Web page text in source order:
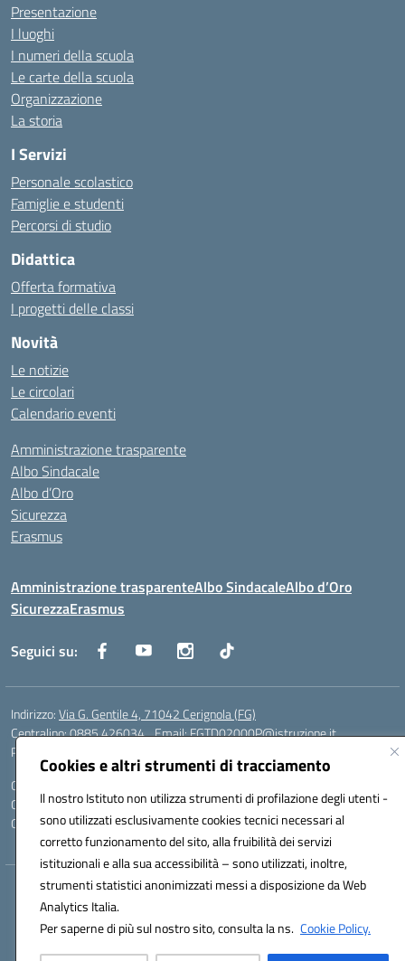
Cookies e altri strumenti di tracciamento
Il nostro Istituto non utilizza strumenti di profilazione degli utenti -
sono utilizzati esclusivamente cookies tecnici necessari al
corretto funzionamento del sito, alla fruibilità dei servizi
istituzionali e alla sua accessibilità – sono utilizzati, inoltre,
strumenti statistici anonimizzati messi a disposizione da Web
Analytics Italia.
Per saperne di più sul nostro sito, consulta la ns. Cookie Policy.
Presentazione
I luoghi
I numeri della scuola
Le carte della scuola
Organizzazione
La storia
I Servizi
Personale scolastico
Famiglie e studenti
Percorsi di studio
Didattica
Offerta formativa
I progetti delle classi
Novità
Le notizie
Le circolari
Calendario eventi
Amministrazione trasparente
Albo Sindacale
Albo d’Oro
Sicurezza
Erasmus
Amministrazione trasparenteAlbo SindacaleAlbo d’Oro
SicurezzaErasmus
Seguici su:
Indirizzo:Via G. Gentile 4, 71042 Cerignola (FG)
Centralino:0885.426034 Email:FGTD02000P@istruzione.it
Posta elettronica certificata (PEC):
Codice fiscale: 81002930717
Codice meccanografico:FGTD02000P
Codice unico di fatturazione (CUF): UFUN7Y
Hosting & Powered by 3D Solution S.r.l.
Concept & Design by Designers Italia